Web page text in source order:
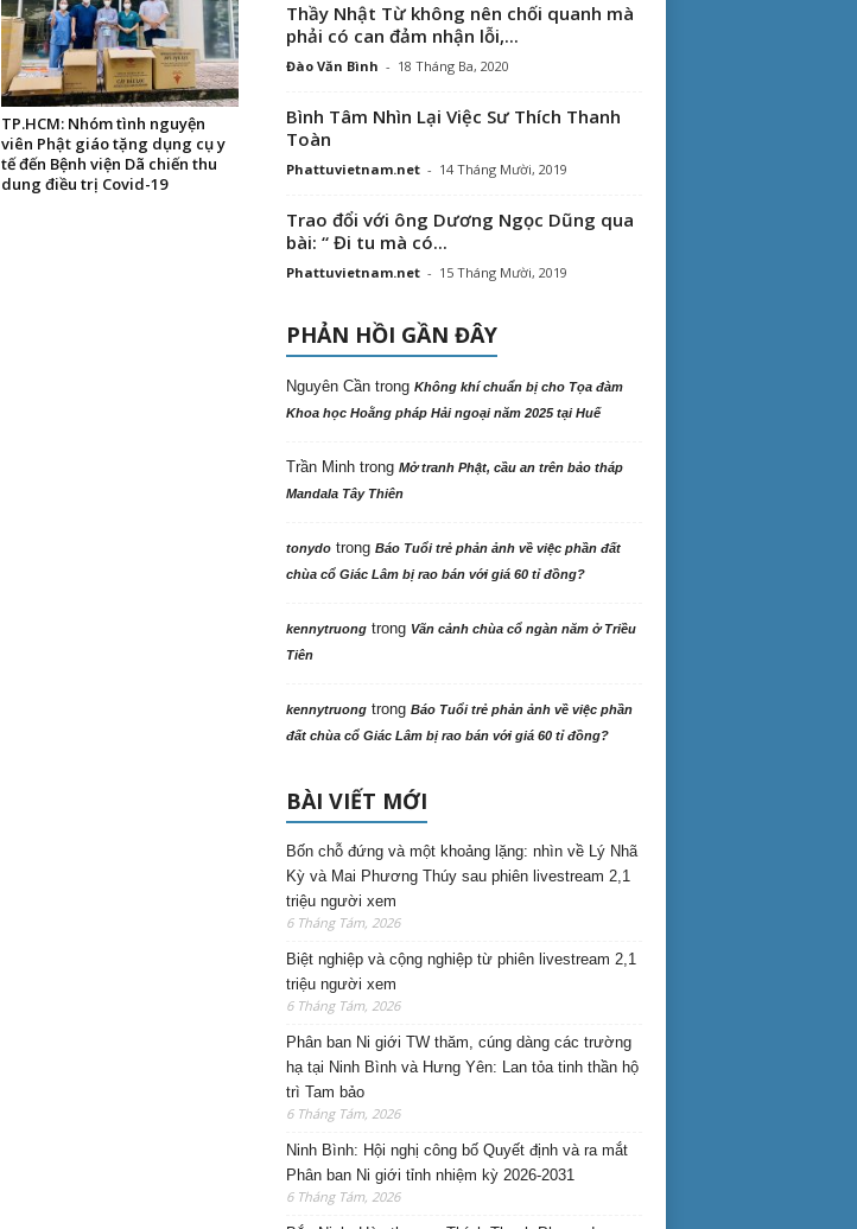
TP.HCM: Nhóm tình nguyện
viên Phật giáo tặng dụng cụ y
tế đến Bệnh viện Dã chiến thu
dung điều trị Covid-19
Thầy Nhật Từ không nên chối quanh mà
phải có can đảm nhận lỗi,...
Đào Văn Bình - 18 Tháng Ba, 2020
Bình Tâm Nhìn Lại Việc Sư Thích Thanh
Toàn
Phattuvietnam.net - 14 Tháng Mười, 2019
Trao đổi với ông Dương Ngọc Dũng qua
bài: “ Đi tu mà có...
Phattuvietnam.net - 15 Tháng Mười, 2019
PHẢN HỒI GẦN ĐÂY
Nguyên Cầntrong Không khí chuẩn bị cho Tọa đàm
Khoa học Hoằng pháp Hải ngoại năm 2025 tại Huế
Trần Minhtrong Mở tranh Phật, cầu an trên bảo tháp
Mandala Tây Thiên
tonydotrong Báo Tuổi trẻ phản ảnh về việc phần đất
chùa cổ Giác Lâm bị rao bán với giá 60 tỉ đồng?
kennytruongtrong Vãn cảnh chùa cổ ngàn năm ở Triều
Tiên
kennytruongtrong Báo Tuổi trẻ phản ảnh về việc phần
đất chùa cổ Giác Lâm bị rao bán với giá 60 tỉ đồng?
BÀI VIẾT MỚI
Bốn chỗ đứng và một khoảng lặng: nhìn về Lý Nhã
Kỳ và Mai Phương Thúy sau phiên livestream 2,1
triệu người xem
6 Tháng Tám, 2026
Biệt nghiệp và cộng nghiệp từ phiên livestream 2,1
triệu người xem
6 Tháng Tám, 2026
Phân ban Ni giới TW thăm, cúng dàng các trường
hạ tại Ninh Bình và Hưng Yên: Lan tỏa tinh thần hộ
trì Tam bảo
6 Tháng Tám, 2026
Ninh Bình: Hội nghị công bố Quyết định và ra mắt
Phân ban Ni giới tỉnh nhiệm kỳ 2026-2031
6 Tháng Tám, 2026